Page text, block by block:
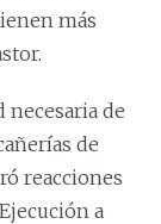
más
necesaria de
de
reacciones
a